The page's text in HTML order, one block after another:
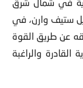
ستيف وارن، في
عن طريق القوة
القادرة والراغبة